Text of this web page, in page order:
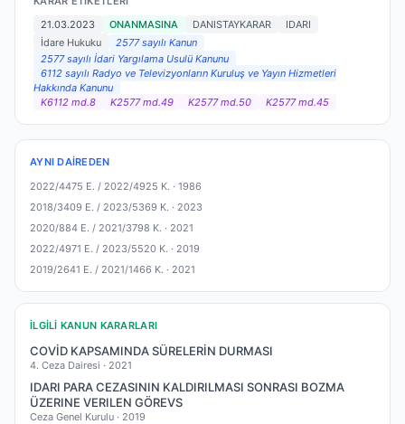
21.03.2023
ONANMASINA DANISTAYKARAR
IDARI
İdare Hukuku
2577 sayılı Kanun
2577 sayılı İdari Yargılama Usulü Kanunu
6112 sayılı Radyo ve Televizyonların Kuruluş ve Yayın Hizmetleri
Hakkında Kanunu
K6112 md.8
K2577 md.49 K2577 md.50 K2577 md.45
AYNI DAIREDEN
2022/4475 E. / 2022/4925 K. · 1986
2018/3409 E. / 2023/5369 K. · 2023
2020/884 E. / 2021/3798 K. · 2021
2022/4971 E. / 2023/5520 K. · 2019
2019/2641 E. / 2021/1466 K. · 2021
İLGILI KANUN KARARLARI
COVİD KAPSAMINDA SÜRELERİN DURMASI
4. Ceza Dairesi · 2021
IDARI PARA CEZASININ KALDIRILMASI SONRASI BOZMA
ÜZERINE VERILEN GÖREVS
Ceza Genel Kurulu · 2019